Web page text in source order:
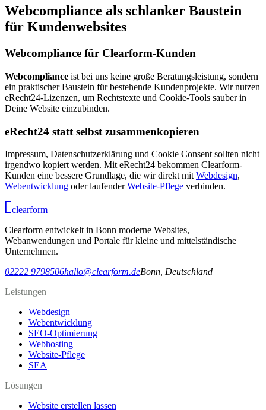
Webcompliance als schlanker Baustein
für Kundenwebsites
Webcompliance für Clearform-Kunden
Webcompliance ist bei uns keine große Beratungsleistung, sondern
ein praktischer Baustein für bestehende Kundenprojekte. Wir nutzen
eRecht24-Lizenzen, um Rechtstexte und Cookie-Tools sauber in
Deine Website einzubinden.
eRecht24 statt selbst zusammenkopieren
Impressum, Datenschutzerklärung und Cookie Consent sollten nicht
irgendwo kopiert werden. Mit eRecht24 bekommen Clearform-
Kunden eine bessere Grundlage, die wir direkt mit Webdesign,
Webentwicklung oder laufender Website-Pflege verbinden.
clearform
Clearform entwickelt in Bonn moderne Websites,
Webanwendungen und Portale für kleine und mittelständische
Unternehmen.
02222 9798506hallo@clearform.deBonn, Deutschland
Leistungen
Webdesign
Webentwicklung
SEO-Optimierung
Webhosting
Website-Pflege
SEA
Lösungen
Website erstellen lassen